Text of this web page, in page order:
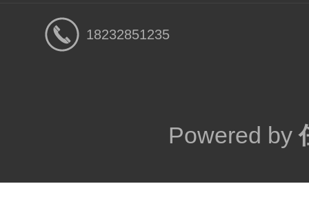
18232851235
Powered by